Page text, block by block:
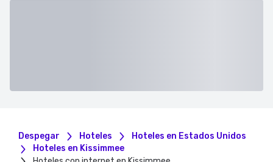
Despegar Hoteles
Hoteles en Estados Unidos
Hoteles en Kissimmee